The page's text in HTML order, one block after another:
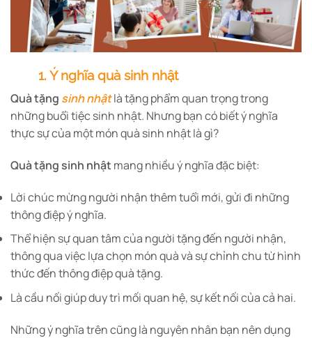
1. Ý nghĩa quà sinh nhật
Quà tặng sinh nhậtlà tặng phẩm quan trọng trong
những buổi tiệc sinh nhật. Nhưng bạn có biết ý nghĩa
thực sự của một món quà sinh nhật là gì?
Quà tặng sinh nhật mang nhiều ý nghĩa đặc biệt:
Lời chúc mừng người nhận thêm tuổi mới, gửi đi những
thông điệp ý nghĩa.
Thể hiện sự quan tâm của người tặng đến người nhận,
thông qua việc lựa chọn món quà và sự chỉnh chu từ hình
thức đến thông điệp quà tặng.
Là cầu nối giúp duy trì mối quan hệ, sự kết nối của cả hai.
Những ý nghĩa trên cũng là nguyên nhân bạn nên dụng